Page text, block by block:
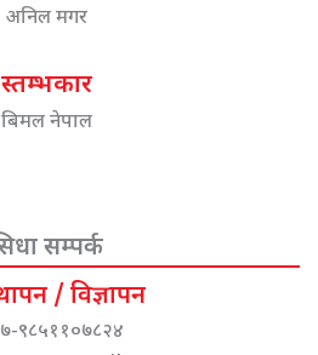
अनिल मगर
स्तम्भकार
बिमल नेपाल
सम्पर्क
/ विज्ञापन
९८५११०७८२४